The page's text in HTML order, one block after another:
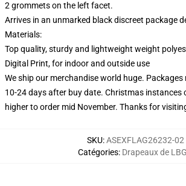
2 grommets on the left facet.
Arrives in an unmarked black discreet package
Materials:
Top quality, sturdy and lightweight weight
Digital Print, for indoor and outside use
We ship our merchandise world huge. Packages
10-24 days after buy date. Christmas instances
higher to order mid November. Thanks for
SKU:ASEXFLAG26232-02
Catégories: Drapeaux de